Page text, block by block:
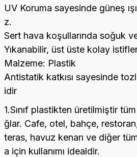
UV Koruma sayesinde güneş
z.
Sert hava koşullarında soğuk ve
Yıkanabilir, üst üste kolay
Malzeme: Plastik
Antistatik katkısı sayesinde
idir
1.Sınıf plastikten üretilmiştir
ğlar. Cafe, otel, bahçe,
teras, havuz kenarı ve diğer
a için kullanımı idealdir.